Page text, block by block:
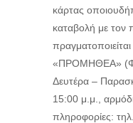
κάρτας
καταβολή με τον
«ΠΡΟΜΗΘΕΑ»
Δευτέρα –
15:00 μ.μ.,
πληροφορίες: